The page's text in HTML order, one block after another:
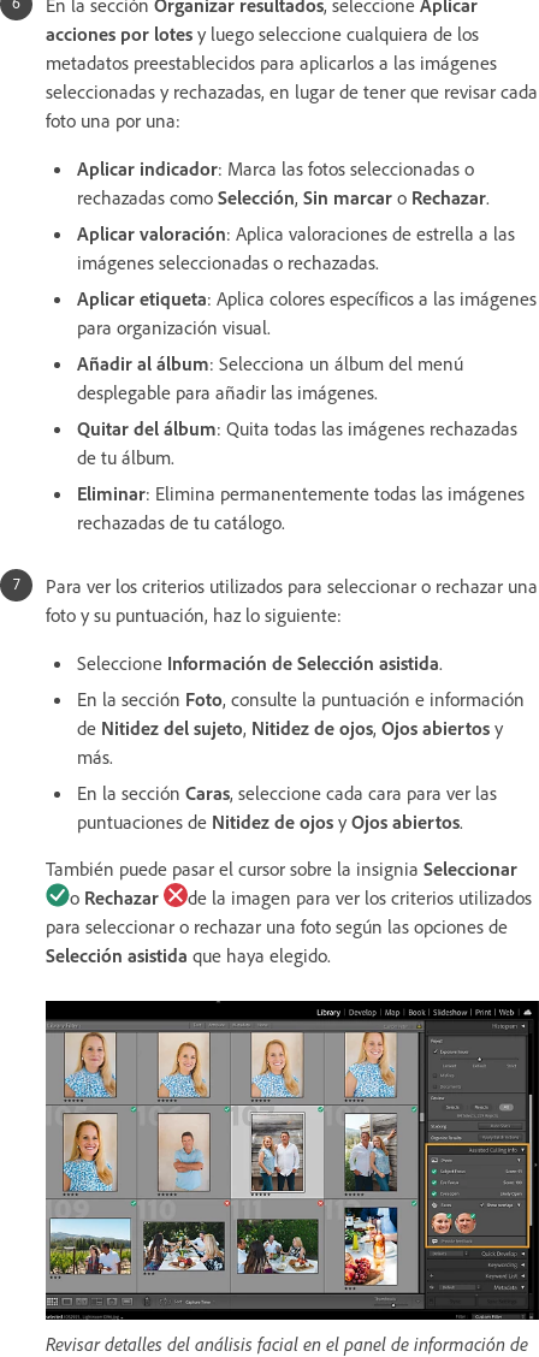
acciones por lotes y luego seleccione cualquiera de los
metadatos preestablecidos para aplicarlos a las imágenes
seleccionadas y rechazadas, en lugar de tener que revisar cada
foto una por una:
Aplicar indicador: Marca las fotos seleccionadas o
rechazadas como Selección, Sin marcar o Rechazar.
Aplicar valoración: Aplica valoraciones de estrella a las
imágenes seleccionadas o rechazadas.
Aplicar etiqueta: Aplica colores específicos a las imágenes
para organización visual.
Añadir al álbum: Selecciona un álbum del menú
desplegable para añadir las imágenes.
Quitar del álbum: Quita todas las imágenes rechazadas
de tu álbum.
Eliminar: Elimina permanentemente todas las imágenes
rechazadas de tu catálogo.
Para ver los criterios utilizados para seleccionar o rechazar una
foto y su puntuación, haz lo siguiente:
Seleccione Información de Selección asistida.
En la sección Foto, consulte la puntuación e información
de Nitidez del sujeto, Nitidez de ojos, Ojos abiertos y
más.
En la sección Caras, seleccione cada cara para ver las
puntuaciones de Nitidez de ojos y Ojos abiertos.
También puede pasar el cursor sobre la insignia Seleccionar
o Rechazar
de la imagen para ver los criterios utilizados
para seleccionar o rechazar una foto según las opciones de
Selección asistida que haya elegido.
Revisar detalles del análisis facial en el panel de información de